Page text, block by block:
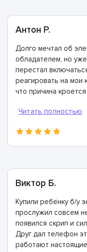
Антон Р.
Долго мечтал об
обладателем, но
перестал
реагировать на мои
что причина
Огромная вам
Виктор Б.
Купили ребёнку б/у
прослужил совсем
появился скрип и
Друг дал телефон
работают